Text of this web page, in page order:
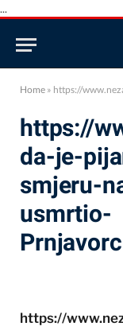
...
Home » https://www.nezavisne.com/
https://
da-je-
smjeru-
usmrtio-
https://